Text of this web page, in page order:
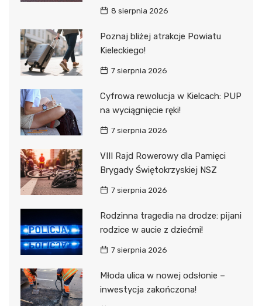
8 sierpnia 2026
Poznaj bliżej atrakcje Powiatu
Kieleckiego!
7 sierpnia 2026
Cyfrowa rewolucja w Kielcach: PUP
na wyciągnięcie ręki!
7 sierpnia 2026
VIII Rajd Rowerowy dla Pamięci
Brygady Świętokrzyskiej NSZ
7 sierpnia 2026
Rodzinna tragedia na drodze: pijani
rodzice w aucie z dziećmi!
7 sierpnia 2026
Młoda ulica w nowej odsłonie –
inwestycja zakończona!